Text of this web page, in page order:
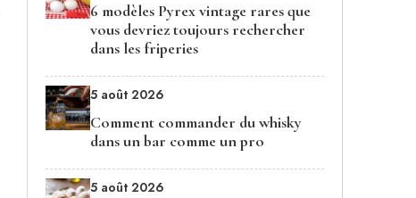
6 modèles Pyrex vintage rares que
vous devriez toujours rechercher
dans les friperies
5 août 2026
Comment commander du whisky
dans un bar comme un pro
5 août 2026